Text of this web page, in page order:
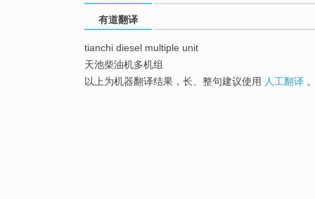
有道翻译
tianchi diesel multiple unit
天池柴油机多机组
以上为机器翻译结果，长、整句建议使用 人工翻译